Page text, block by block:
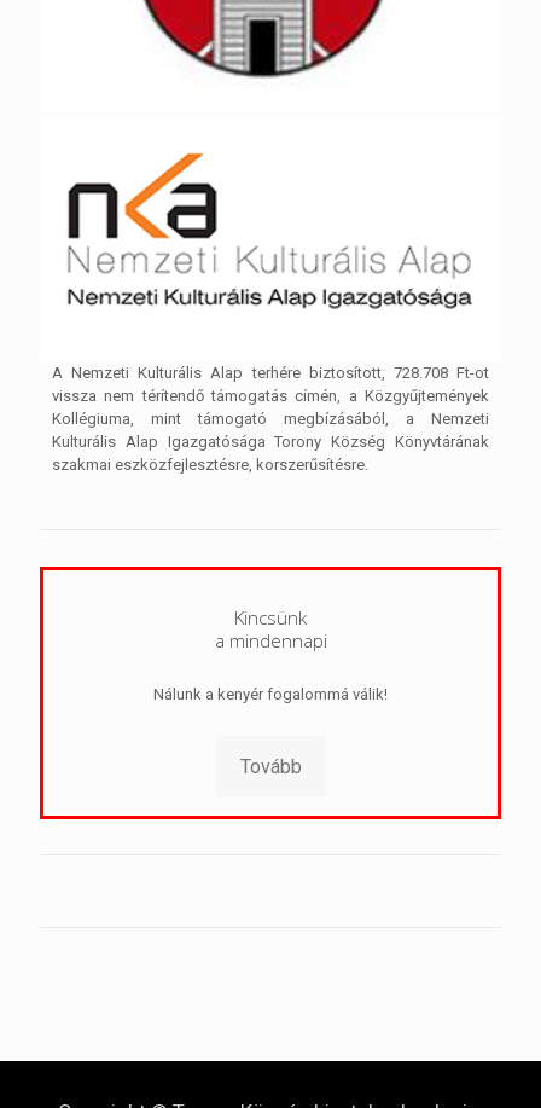
A Nemzeti Kulturális Alap terhére biztosított, 728.708 Ft-ot
vissza nem térítendő támogatás címén, a Közgyűjtemények
Kollégiuma, mint támogató megbízásából, a Nemzeti
Kulturális Alap Igazgatósága Torony Község Könyvtárának
szakmai eszközfejlesztésre, korszerűsítésre.
Kincsünk
a mindennapi
Nálunk a kenyér fogalommá válik!
Tovább